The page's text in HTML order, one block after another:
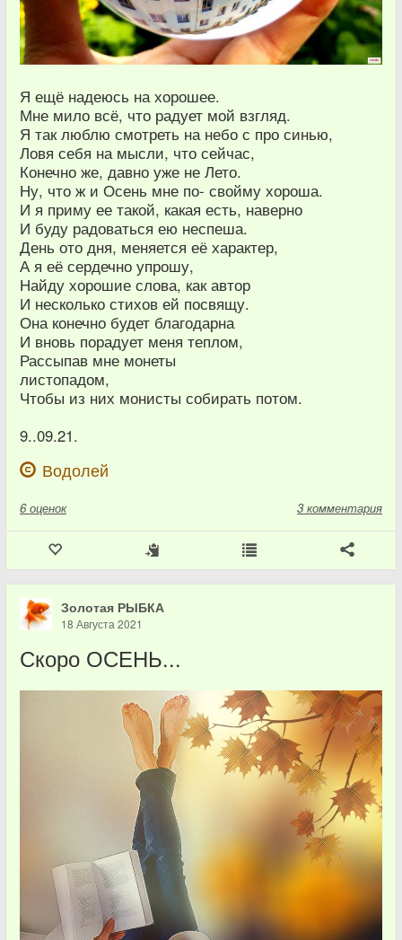
Я ещё надеюсь на хорошее.
Мне мило всё, что радует мой взгляд.
Я так люблю смотреть на небо с про синью,
Ловя себя на мысли, что сейчас,
Конечно же, давно уже не Лето.
Ну, что ж и Осень мне по- свойму хороша.
И я приму ее такой, какая есть, наверно
И буду радоваться ею неспеша.
День ото дня, меняется её характер,
А я её сердечно упрошу,
Найду хорошие слова, как автор
И несколько стихов ей посвящу.
Она конечно будет благодарна
И вновь порадует меня теплом,
Рассыпав мне монеты
листопадом,
Чтобы из них монисты собирать потом.
9..09.21.
Водолей
6 оценок 3 комментария
Золотая РЫБКА
18 Августа 2021
Скоро ОСЕНЬ...